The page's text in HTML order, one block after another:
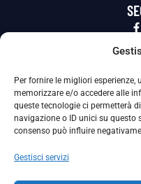
Per fornire le migliori
memorizzare e/o accedere alle
queste tecnologie ci permetterà
navigazione o ID unici su questo
consenso può influire
Gestisci servizi
Privacy Policy
La Società ha nominato il Responsabile della
adottate dalla nostra
Per